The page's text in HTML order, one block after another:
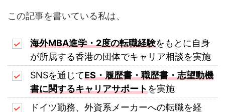
この記事を書いている私は、
海外MBA進学・2度の転職経験をもとに自身
が所属する香港の団体でキャリア相談を実施
SNSを通じてES・履歴書・職歴書・志望動機
書に関するキャリアサポートを実施
ドイツ勤務、外資系メーカーへの転職を経